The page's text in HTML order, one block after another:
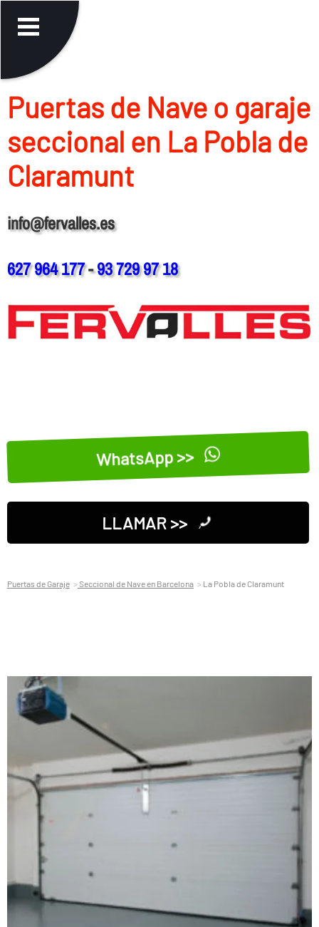
Puertas de Nave o garaje
seccional en La Pobla de
Claramunt
info@fervalles.es
627 964 177-93 729 97 18
WhatsApp >>
LLAMAR >>
Puertas de Garaje Seccional de Nave en Barcelona La Pobla de Claramunt